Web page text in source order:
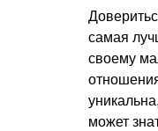
самая
своему
может